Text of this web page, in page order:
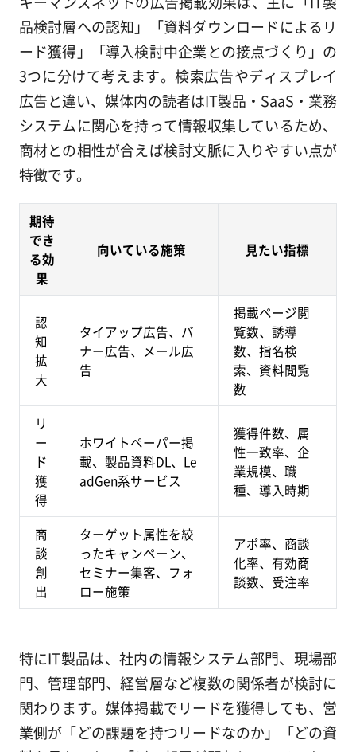
品検討層への認知」「資料ダウンロードによるリ
ード獲得」「導入検討中企業との接点づくり」の
3つに分けて考えます。検索広告やディスプレイ
広告と違い、媒体内の読者はIT製品・SaaS・業務
システムに関心を持って情報収集しているため、
商材との相性が合えば検討文脈に入りやすい点が
特徴です。
期待
でき
る効
果
向いている施策 見たい指標
認
知
拡
大
タイアップ広告、バ
ナー広告、メール広
告
掲載ページ閲
覧数、誘導
数、指名検
索、資料閲覧
数
リ
ー
ド
獲
得
ホワイトペーパー掲
載、製品資料DL、Le
adGen系サービス
獲得件数、属
性一致率、企
業規模、職
種、導入時期
商
談
創
出
ターゲット属性を絞
ったキャンペーン、
セミナー集客、フォ
ロー施策
アポ率、商談
化率、有効商
談数、受注率
特にIT製品は、社内の情報システム部門、現場部
門、管理部門、経営層など複数の関係者が検討に
関わります。媒体掲載でリードを獲得しても、営
業側が「どの課題を持つリードなのか」「どの資